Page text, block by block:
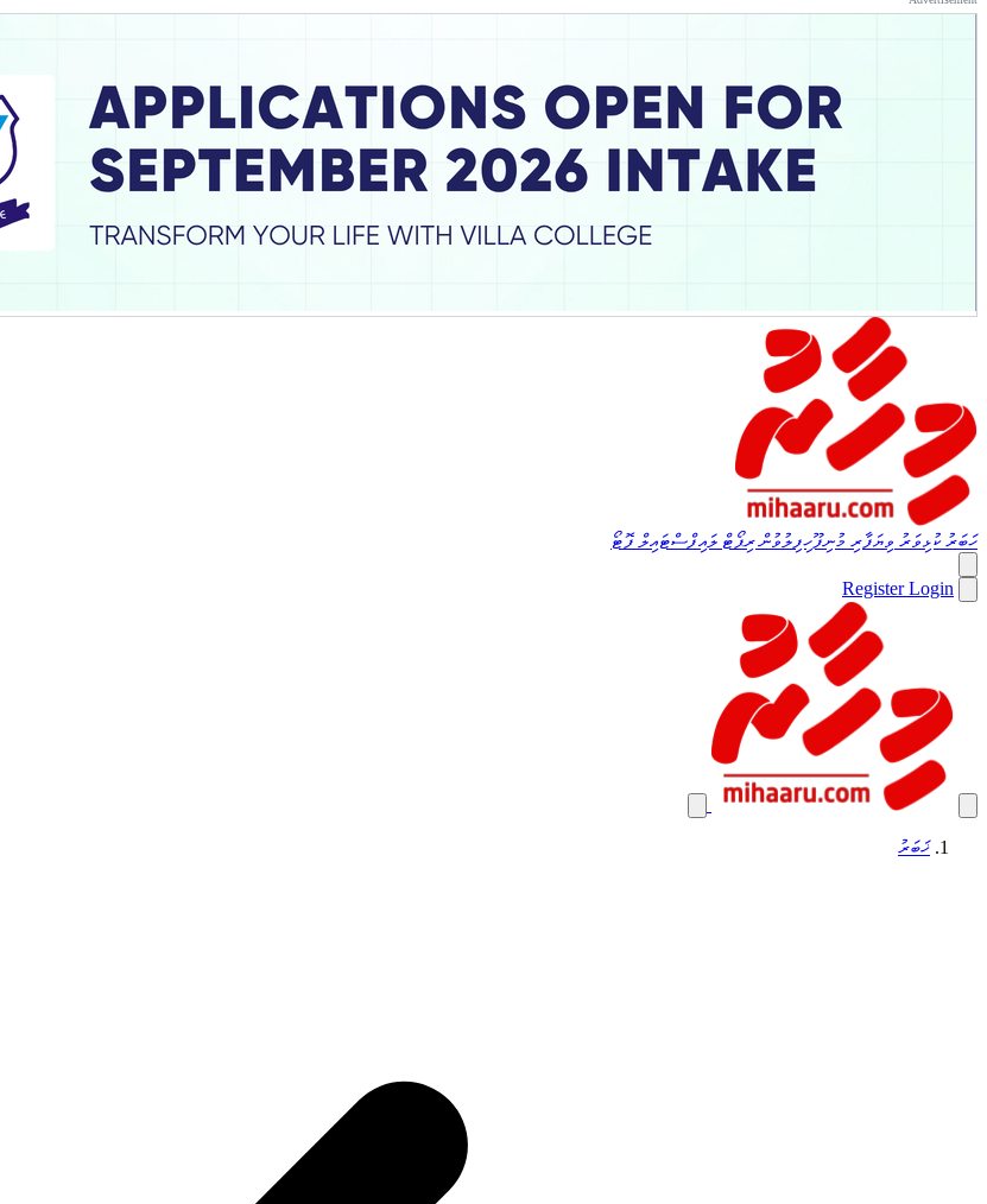
ހަބަރުކުޅިވަރު ވިޔަފާރި މުނިފޫހިފިލުވުންރިޕޯޓް ލައިފްސްޓައިލް ފޮޓޯ
RegisterLogin
ޚަބަރު